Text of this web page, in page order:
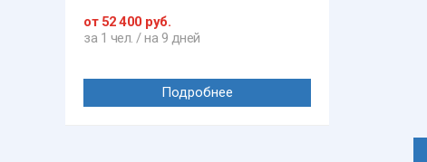
от 52 400 руб.
за 1 чел. / на 9 дней
Подробнее